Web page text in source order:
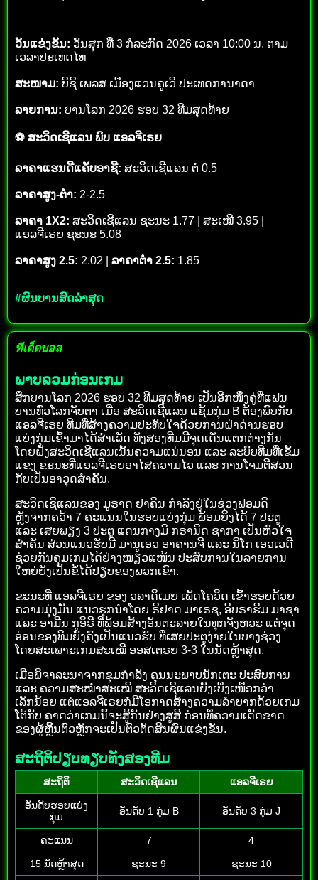
ວັນແຂ່ງຂັນ: ວັນສຸກ ທີ່ 3 ກໍລະກົດ 2026 ເວລາ 10:00 ນ. ຕາມ
ເວລາປະເທດໄທ
ສະໜາມ: ບີຊີ ເພລສ ເມືອງແວນຄູເວີ ປະເທດການາດາ
ລາຍການ: ບານໂລກ 2026 ຮອບ 32 ທີມສຸດທ້າຍ
⚽ ສະວິດເຊີແລນ ພົບ ແອລຈີເຣຍ
ລາຄາແຮນດີແຄັບອາຊີ: ສະວິດເຊີແລນ ຕໍ່ 0.5
ລາຄາສູງ-ຕ່ຳ: 2-2.5
ລາຄາ 1X2: ສະວິດເຊີແລນ ຊະນະ 1.77 | ສະເໝີ 3.95 |
ແອລຈີເຣຍ ຊະນະ 5.08
ລາຄາສູງ 2.5: 2.02 | ລາຄາຕ່ຳ 2.5: 1.85
#ຜົນບານສົດລ່າສຸດ
ทีเด็ดบอล
ພາບລວມກ່ອນເກມ
ສຶກບານໂລກ 2026 ຮອບ 32 ທີມສຸດທ້າຍ ເປັນອີກໜຶ່ງຄູ່ທີ່ແຟນ
ບານທົ່ວໂລກຈັບຕາ ເມື່ອ ສະວິດເຊີແລນ ແຊ້ມກຸ່ມ B ຕ້ອງພົບກັບ
ແອລຈີເຣຍ ທີມທີ່ສ້າງຄວາມປະທັບໃຈດ້ວຍການຝ່າດ່ານຮອບ
ແບ່ງກຸ່ມເຂົ້າມາໄດ້ສຳເລັດ ທັງສອງທີມມີຈຸດເດັ່ນແຕກຕ່າງກັນ
ໂດຍຝັ່ງສະວິດເຊີແລນເນັ້ນຄວາມແນ່ນອນ ແລະ ລະບົບທີມທີ່ເຂັ້ມ
ແຂງ ຂະນະທີ່ແອລຈີເຣຍອາໄສຄວາມໄວ ແລະ ການໂຈມຕີສວນ
ກັບເປັນອາວຸດສຳຄັນ.
ສະວິດເຊີແລນຂອງ ມູຣາດ ຢາຄິນ ກຳລັງຢູ່ໃນຊ່ວງຟອມດີ
ຫຼັງຈາກຄວ້າ 7 ຄະແນນໃນຮອບແບ່ງກຸ່ມ ພ້ອມຍິງໄດ້ 7 ປະຕູ
ແລະ ເສຍພຽງ 3 ປະຕູ ແດນກາງມີ ກຣານິດ ຊາກາ ເປັນຫົວໃຈ
ສຳຄັນ ສ່ວນແນວຮັບມີ ມານູເອວ ອາຄານຈີ ແລະ ນິໂກ ເອວເວດີ
ຊ່ວຍກັນຄຸມເກມໄດ້ຢ່າງໜຽວແໜ້ນ ປະສົບການໃນລາຍການ
ໃຫຍ່ຍັງເປັນຂໍ້ໄດ້ປຽບຂອງພວກເຂົາ.
ຂະນະທີ່ ແອລຈີເຣຍ ຂອງ ວລາດິເມຍ ເພັດໂຄວິດ ເຂົ້າຮອບດ້ວຍ
ຄວາມມຸ່ງມັ່ນ ແນວຮຸກນຳໂດຍ ຣິຢາດ ມາເຣຊ, ອິບຣາຮິມ ມາຊາ
ແລະ ອາມີນ ກູອິຣີ ທີ່ພ້ອມສ້າງອັນຕະລາຍໃນທຸກຈັງຫວະ ແຕ່ຈຸດ
ອ່ອນຂອງທີມຍັງຄົງເປັນແນວຮັບ ທີ່ເສຍປະຕູງ່າຍໃນບາງຊ່ວງ
ໂດຍສະເພາະເກມສະເໝີ ອອສເຕຣຍ 3-3 ໃນນັດຫຼ້າສຸດ.
ເມື່ອພິຈາລະນາຈາກຂຸມກຳລັງ ຄຸນນະພາບນັກເຕະ ປະສົບການ
ແລະ ຄວາມສະໝ່ຳສະເໝີ ສະວິດເຊີແລນຍັງເບິ່ງເໜືອກວ່າ
ເລັກນ້ອຍ ແຕ່ແອລຈີເຣຍກໍ່ມີໂອກາດສ້າງຄວາມລຳບາກດ້ວຍເກມ
ໂຕ້ກັບ ຄາດວ່າເກມນີ້ຈະສູ້ກັນຢ່າງສູສີ ກ່ອນທີ່ຄວາມເດັດຂາດ
ຂອງຜູ້ຫຼິ້ນຕົວຫຼັກຈະເປັນຕົວຕັດສິນຜົນແຂ່ງຂັນ.
ສະຖິຕິປຽບທຽບທັງສອງທີມ
ສະຖິຕິ ສະວິດເຊີແລນ ແອລຈີເຣຍ
ອັນດັບຮອບແບ່ງ
ກຸ່ມ
ອັນດັບ 1 ກຸ່ມ B ອັນດັບ 3 ກຸ່ມ J
ຄະແນນ 7 4
15 ນັດຫຼ້າສຸດ ຊະນະ 9 ຊະນະ 10